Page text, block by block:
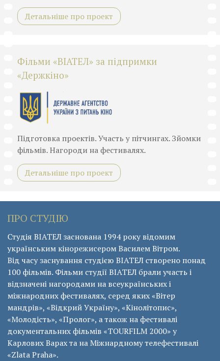
Детальніше про проект
Фільми «ВІАТЕЛ» за підпримки
«Держкіно»
Підготовка проектів. Участь у пітчингах. Зйомки
фільмів. Нагороди на фестивалях.
Детальніше про проект
ПРО СТУДІЮ
Студія ВІАТЕЛ заснована 1994 року відомим
українським кінорежисером Василем Вітром.
Від часу заснування студією ВІАТЕЛ створено понад
100 фільмів. Фільми студії ВІАТЕЛ брали участь і
відзначені нагородами на всеукраїнських і
міжнародних фестивалях, серед яких «Вітер
мандрів», «Відкрий Україну», «Кінолітопис»,
«Молодість», «Пролог», а також на фестивалі
документальних фільмів «ТОURFILM 2000» у
Карлових Варах та на Міжнардному телефестивалі
«Zlata Praha».